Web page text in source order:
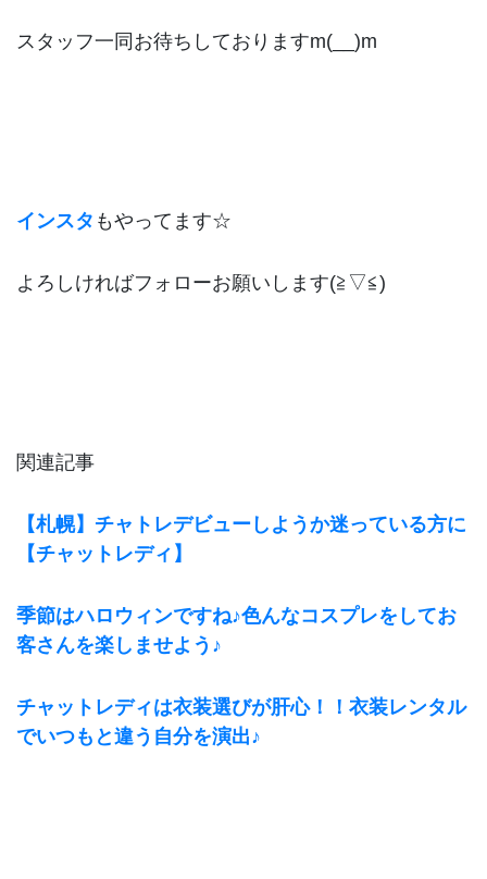
スタッフ一同お待ちしておりますm(__)m
インスタ もやってます☆
よろしければフォローお願いします(≧▽≦)
関連記事
【札幌】チャトレデビューしようか迷っている方に
【チャットレディ】
季節はハロウィンですね♪色んなコスプレをしてお
客さんを楽しませよう♪
チャットレディは衣装選びが肝心！！衣装レンタル
でいつもと違う自分を演出♪